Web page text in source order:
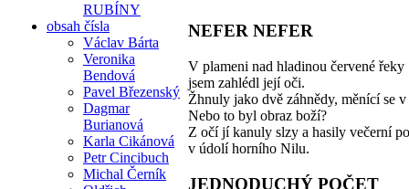
RUBÍNY
obsah čísla
Václav Bárta
Veronika
Bendová
Pavel Březenský
Dagmar
Burianová
Karla Cikánová
Petr Cincibuch
Michal Černík
NEFER NEFER
V plameni nad hladinou červené řeky
jsem zahlédl její oči.
Žhnuly jako dvě záhnědy, měnící se
Nebo to byl obraz boží?
Z očí jí kanuly slzy a hasily večerní
v údolí horního Nilu.
JEDNODUCHÝ POČET